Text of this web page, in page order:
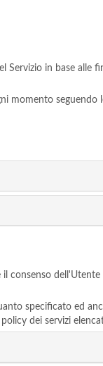
Servizio in base alle
momento
consenso
specificato ed
dei servizi